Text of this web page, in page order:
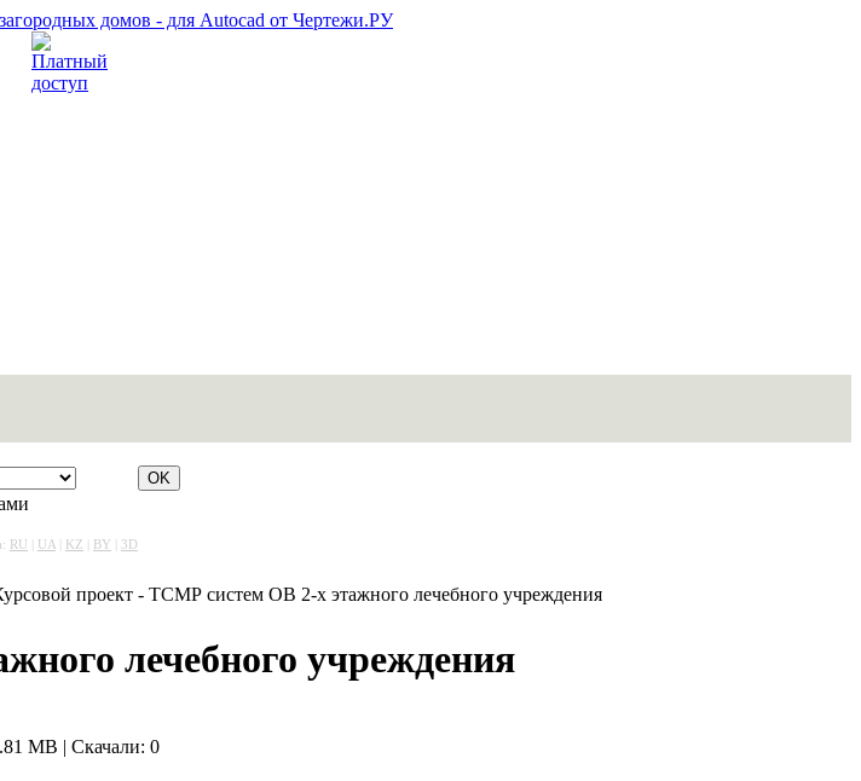
RU UA KZ BY 3D
проект - ТСМР систем ОВ 2-х этажного лечебного учреждения
лечебного учреждения
MB | Скачали: 0